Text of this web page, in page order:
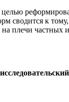
сводится к
плечи